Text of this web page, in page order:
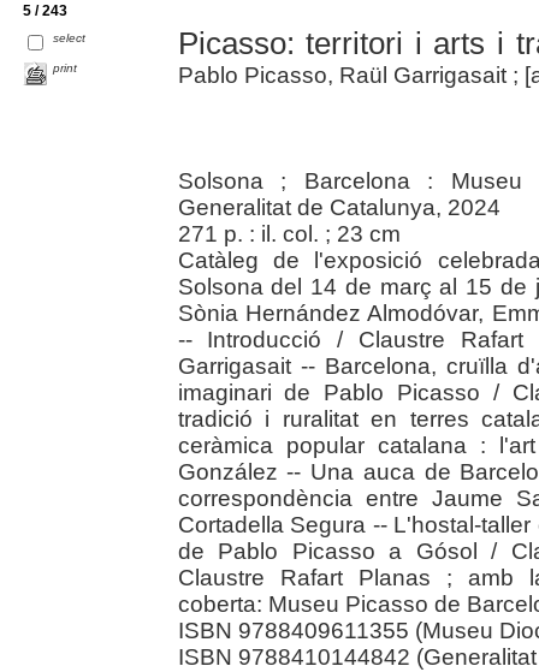
5 / 243
select
print
Picasso: territori i arts i
Pablo Picasso, Raül Garrigasait ;
Solsona ; Barcelona :
Generalitat de Catalunya, 2024
271 p. : il. col. ; 23 cm
Catàleg de l'exposició
Solsona del 14 de març al 15 de
Sònia Hernández Almodóvar,
-- Introducció / Claustre
Garrigasait -- Barcelona, cruïlla
imaginari de Pablo Picasso /
tradició i ruralitat en terres
ceràmica popular catalana :
González -- Una auca de
correspondència entre Jaume
Cortadella Segura -- L'hostal-
de Pablo Picasso a Gósol /
Claustre Rafart Planas ; amb
coberta: Museu Picasso de
ISBN 9788409611355 (Museu
ISBN 9788410144842